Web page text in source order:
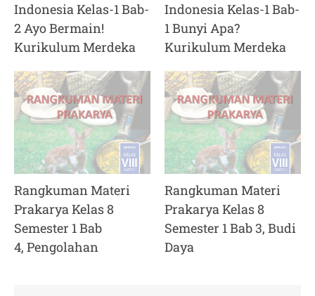
Indonesia Kelas-1 Bab-
2 Ayo Bermain!
Kurikulum Merdeka
Indonesia Kelas-1 Bab-
1 Bunyi Apa?
Kurikulum Merdeka
Rangkuman Materi
Prakarya Kelas 8
Semester 1 Bab
4, Pengolahan
Rangkuman Materi
Prakarya Kelas 8
Semester 1 Bab 3, Budi
Daya